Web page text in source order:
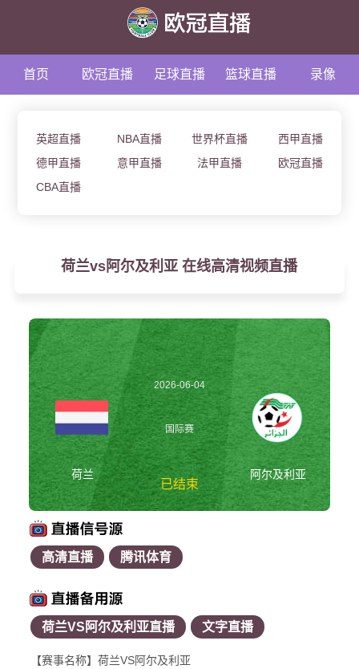
首页 欧冠直播 足球直播 篮球直播 录像
英超直播 NBA直播 世界杯直播
西甲直播
德甲直播
意甲直播 法甲直播
欧冠直播
CBA直播
荷兰vs阿尔及利亚 在线高清视频直播
荷兰
2026-06-04
02:45:00
国际赛
已结束
阿尔及利亚
高清直播 腾讯体育
荷兰VS阿尔及利亚直播 文字直播
【赛事名称】荷兰VS阿尔及利亚